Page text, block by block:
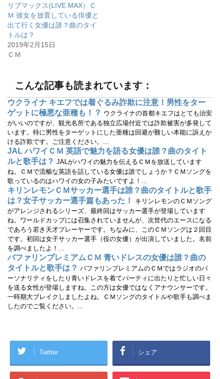
有
(
新
し
い
ウ
ィ
ン
ま
す
ク
リ
ッ
ク
し
だ
い
ウ
ィ
ン
ド
ウ
で
開
き
ま
リブマックス(LIVE MAX）Ｃ
Ｍ 彼女を放置している俳優と
出て行く女優は誰？曲のタイ
トルは？
2019年2月15日
ＣＭ
こんな記事も読まれています：
ウクライナ キエフでは着ぐるみ詐欺に注意！男性をター
ゲットに極悪な亜種も！？ ウクライナの首都キエフはとても治安
がいいのですが、観光名所である独立広場付近では詐欺被害が多発して
います。特に男性をターゲットにした亜種は回避が難しい本能に訴えか
ける詐欺です。ご注意ください。...
JAL ハワイＣＭ 英語で魅力を語る女優は誰？曲のタイト
ルと歌手は？ JALがハワイの魅力を伝えるＣＭを放送しています
ね。ＣＭで流暢な英語を話している女優は誰でしょうか？ＣＭソングを
歌っているのはハワイの女の子みたいですよ！...
キリンレモンＣＭサッカー選手は誰？曲のタイトルと歌手
は？女子サッカー選手篇もあった！
キリンレモンのＣＭソング
がアレンジされるシリーズ、最終回はサッカー選手が登場しています
ね。ワールドカップには召集されていませんが、次世代のエースになる
であろう若き天才プレーヤーです。ちなみに、このＣＭソングは２回目
です。初回は女子サッカー選手（役の女優）が出演していました。名前
を調べましたよ！...
バファリンプレミアムＣＭ 青いドレスの女優は誰？曲の
タイトルと歌手は？ バファリンプレミアムのＣＭではラジオのパ
ーソナリティをしたり青いドレスを着てパーティに出たりと忙しい日々
を送る女性が登場しますね。この方は女優ではなくアナウンサーです。
一時期大ブレイクしましたよね。ＣＭソングのタイトルや歌手も調べま
したのでご覧ください。...
Twitter シェア